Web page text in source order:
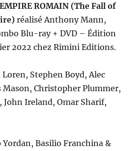
ROMAIN (The Fall of
réalisé Anthony Mann,
Blu-ray + DVD – Édition
2022 chez Rimini Editions.
Loren, Stephen Boyd, Alec
Mason, Christopher Plummer,
John Ireland, Omar Sharif,
Yordan, Basilio Franchina &